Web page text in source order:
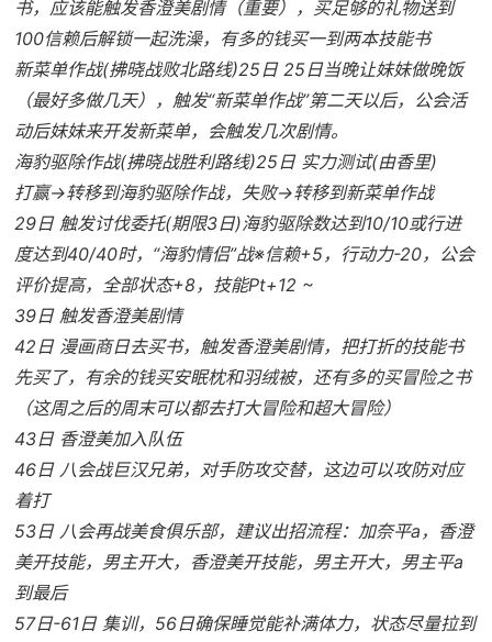
书，应该能触发香澄美剧情（重要），买足够的礼物送到
100信赖后解锁一起洗澡，有多的钱买一到两本技能书
新菜单作战(拂晓战败北路线)25日 25日当晚让妹妹做晚饭
（最好多做几天），触发“新菜单作战”第二天以后，公会活
动后妹妹来开发新菜单，会触发几次剧情。
海豹驱除作战(拂晓战胜利路线)25日 实力测试(由香里)
打赢→转移到海豹驱除作战，失败→转移到新菜单作战
29日 触发讨伐委托(期限3日)海豹驱除数达到10/10或行进
度达到40/40时，“海豹情侣”战※信赖+5，行动力-20，公会
评价提高，全部状态+8，技能Pt+12 ~
39日 触发香澄美剧情
42日 漫画商日去买书，触发香澄美剧情，把打折的技能书
先买了，有余的钱买安眠枕和羽绒被，还有多的买冒险之书
（这周之后的周末可以都去打大冒险和超大冒险）
43日 香澄美加入队伍
46日 八会战巨汉兄弟，对手防攻交替，这边可以攻防对应
着打
53日 八会再战美食俱乐部，建议出招流程：加奈平a，香澄
美开技能，男主开大，香澄美开技能，男主开大，男主平a
到最后
57日-61日 集训，56日确保睡觉能补满体力，状态尽量拉到